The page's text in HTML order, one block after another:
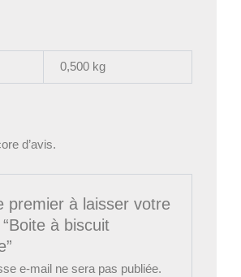
0,500 kg
d’avis.
premier à laisser votre
à biscuit
e-mail ne sera pas publiée.